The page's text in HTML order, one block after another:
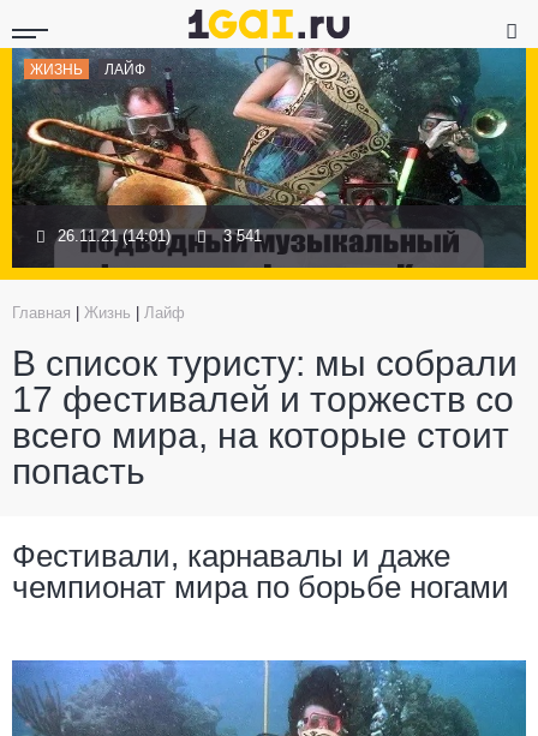
ЖИЗНЬ ЛАЙФ
26.11.21 (14:01) 3 541
Главная Жизнь Лайф
В список туристу: мы собрали
17 фестивалей и торжеств со
всего мира, на которые стоит
попасть
Фестивали, карнавалы и даже
чемпионат мира по борьбе ногами